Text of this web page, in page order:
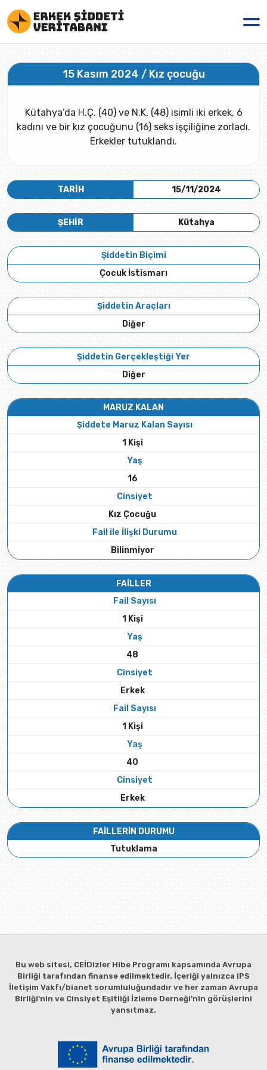
15 Kasım 2024 / Kız çocuğu
Kütahya’da H.Ç. (40) ve N.K. (48) isimli iki erkek, 6
kadını ve bir kız çocuğunu (16) seks işçiliğine zorladı.
Erkekler tutuklandı.
TARİH 15/11/2024
Kütahya
ŞEHİR
Şiddetin Biçimi
Çocuk İstismarı
Şiddetin Araçları
Diğer
Şiddetin Gerçekleştiği Yer
Diğer
MARUZ KALAN
Şiddete Maruz Kalan Sayısı
1 Kişi
Yaş
16
Cinsiyet
Kız Çocuğu
Fail ile İlişki Durumu
Bilinmiyor
FAİLLER
Fail Sayısı
1 Kişi
Yaş
48
Cinsiyet
Erkek
Fail Sayısı
1 Kişi
Yaş
40
Cinsiyet
Erkek
FAİLLERİN DURUMU
Tutuklama
Bu web sitesi, CEİDizler Hibe Programı kapsamında Avrupa
Birliği tarafından finanse edilmektedir. İçeriği yalnızca IPS
İletişim Vakfı/bianet sorumluluğundadır ve her zaman Avrupa
Birliği'nin ve Cinsiyet Eşitliği İzleme Derneği'nin görüşlerini
yansıtmaz.